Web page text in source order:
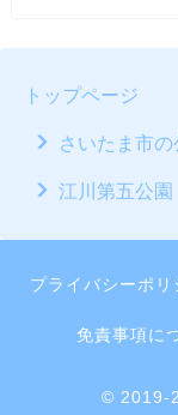
トップページ
さいたま市の
江川第五公園
プライバシーポリ
免責事項に
© 2019-